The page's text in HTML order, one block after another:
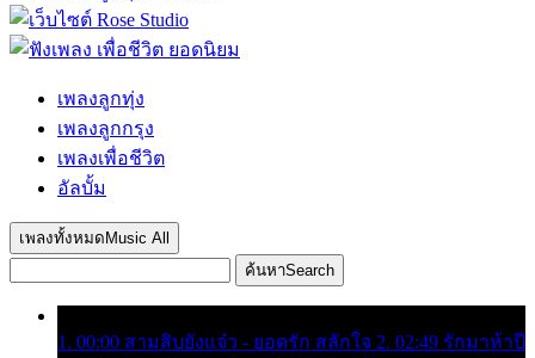
เพลงลูกทุ่ง
เพลงลูกกรุง
เพลงเพื่อชีวิต
อัลบั้ม
เพลงทั้งหมด Music All
ค้นหาSearch
1. 00:00 สามสิบยังแจ๋ว - ยอดรัก สลักใจ 2. 02:49 รักมาห้าปี